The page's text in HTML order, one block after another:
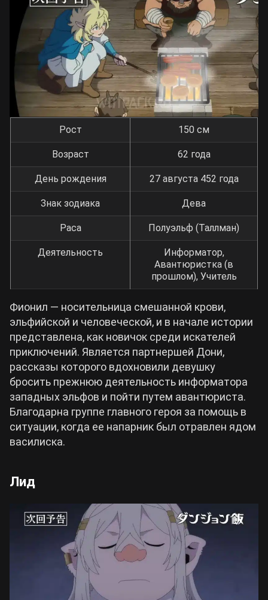
Рост 150 см
Возраст 62 года
День рождения 27 августа 452 года
Знак зодиака Дева
Раса Полуэльф (Таллман)
Деятельность
Информатор,
Авантюристка (в
прошлом), Учитель
Фионил ― носительница смешанной крови,
эльфийской и человеческой, и в начале истории
представлена, как новичок среди искателей
приключений. Является партнершей Дони,
рассказы которого вдохновили девушку
бросить прежнюю деятельность информатора
западных эльфов и пойти путем авантюриста.
Благодарна группе главного героя за помощь в
ситуации, когда ее напарник был отравлен ядом
василиска.
Лид